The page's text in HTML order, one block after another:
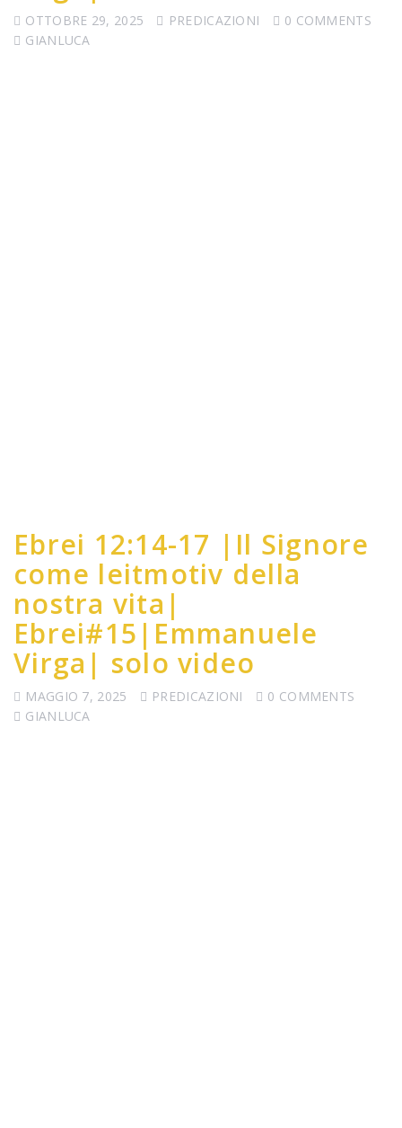
OTTOBRE 29, 2025 PREDICAZIONI
0 COMMENTS
GIANLUCA
Ebrei 12:14-17 |Il Signore
come leitmotiv della
nostra vita|
Ebrei#15|Emmanuele
Virga| solo video
MAGGIO 7, 2025 PREDICAZIONI
0 COMMENTS
GIANLUCA